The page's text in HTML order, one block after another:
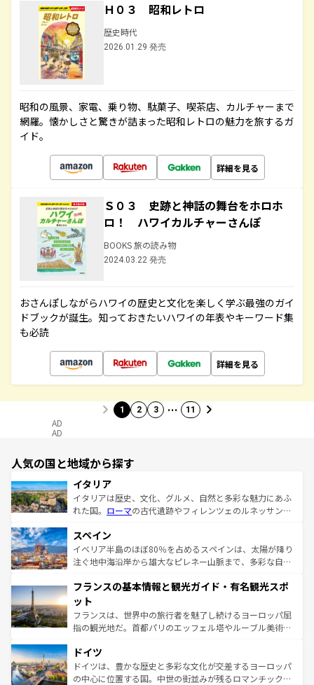
Ｈ０３ 昭和レトロ
歴史時代
2026.01.29 発売
昭和の風景、家電、乗り物、駄菓子、喫茶店、カルチャーまで
網羅。懐かしさと驚きが詰まった昭和レトロの魅力を旅するガ
イド。
詳細を見る
Ｓ０３ 史跡と神話の舞台をホロホ
ロ！ ハワイカルチャーさんぽ
BOOKS 旅の読み物
2024.03.22 発売
おさんぽしながらハワイの歴史と文化を楽しく学ぶ最強のガイ
ドブックが誕生。知っておきたいハワイの年表やキーワード集
も必読
詳細を見る
1 2 3 … 11
AD
AD
人気の国と地域から探す
イタリア
イタリアは歴史、文化、グルメ、自然と多彩な魅力にあふ
れた国。 ローマの古代遺跡やフィレンツェのルネッサンス
ろん、トスカーナの美しい田園風景やアマルフィ海岸の絶
景など、自然景観も見逃せない。観光の合間には、本場の
ピザやパスタなど、絶品のイタリア料理を堪能することも
ませてくれるイタリアで、忘れられない旅をしてみよう！
なお、新着のイタリア情報は
しい。
スペイン
イベリア半島のほぼ80％を占めるスペインは、太陽が降り
注ぐ地中海沿岸から雄大なピレネー山脈まで、多彩な自然
文化が根付くこの国では、情熱的なフラメンコ、熱気あふ
れる闘牛、そして美味しいタパスが生活の一部となってい
る。首都マドリードの洗練された雰囲気や、バルセロナの
アートに溢れた街角から、地方では古代ローマ遺跡や中世
せる。地方によって風土や気候が異なるスペインはその個
性で訪れる人を魅了する。 なお、新着のスペイン情報は コ
ンテンツ一覧を参照してほしい。
フランスの基本情報と観光ガイド・有名観光スポ
ット
フランスは、世界中の旅行者を魅了し続けるヨーロッパ屈
指の観光地だ。首都パリのエッフェル塔やルーブル美術館
で、幅広い魅力が詰まっている。華麗な宮殿、歴史的な大
聖堂、美しいビーチ、そして豊かな自然が、訪れる者を心
から魅了する。また、フランスは美食の国としても知ら
ドイツ
ドイツは、豊かな歴史と多彩な文化が交差するヨーロッパ
の中心に位置する国。中世の街並みが残るロマンチック街